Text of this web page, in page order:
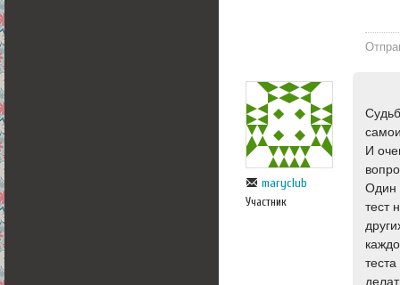
maryclub
Участник
И
Один
тест